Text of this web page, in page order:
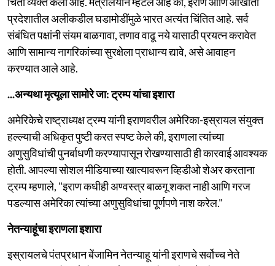
प्रदेशातील अलीकडील घडामोडींमुळे भारत अत्यंत चिंतित आहे. सर्व
संबंधित पक्षांनी संयम बाळगावा, तणाव वाढू नये यासाठी प्रयत्न करावेत
आणि सामान्य नागरिकांच्या सुरक्षेला प्राधान्य द्यावे, असे आवाहन
करण्यात आले आहे.
...अन्यथा मृत्यूला सामोरे जा: ट्रम्प यांचा इशारा
अमेरिकेचे राष्ट्राध्यक्ष ट्रम्प यांनी इराणवरील अमेरिका-इस्रायल संयुक्त
हल्ल्याची अधिकृत पुष्टी करत स्पष्ट केले की, इराणला त्यांच्या
अणुसुविधांची पुनर्बाधणी करण्यापासून रोखण्यासाठी ही कारवाई आवश्यक
होती. आपल्या सोशल मीडियाच्या खात्यावरून व्हिडीओ शेअर करताना
ट्रम्प म्हणाले, "इराण कधीही अण्वस्त्र बाळगू शकत नाही आणि गरज
पडल्यास अमेरिका त्यांच्या अणुसुविधांचा पूर्णपणे नाश करेल."
नेतन्याहूंचा इराणला इशारा
इस्रायलचे पंतप्रधान बेंजामिन नेतन्याहू यांनी इराणचे सर्वोच्च नेते